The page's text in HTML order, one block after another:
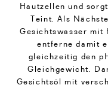
Hautzellen und
Teint. Als
Gesichtswasser mit
entferne damit
gleichzeitig den
Gleichgewicht.
Gesichtsöl mit